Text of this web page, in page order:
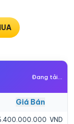
Đang tải...
Giá Bán
VND